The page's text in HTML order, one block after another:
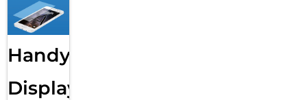
Handy
Displayfolie